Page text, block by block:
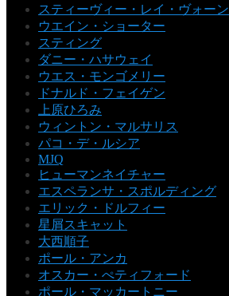
スティーヴィー・レイ・ヴォーン
ウエイン・ショーター
スティング
ダニー・ハサウェイ
ウエス・モンゴメリー
ドナルド・フェイゲン
上原ひろみ
ウィントン・マルサリス
パコ・デ・ルシア
MJQ
ヒューマンネイチャー
エスペランサ・スポルディング
エリック・ドルフィー
星屑スキャット
大西順子
ポール・アンカ
オスカー・ぺティフォード
ポール・マッカートニー